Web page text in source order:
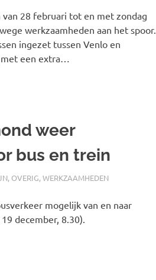
van 28 februari tot en met zondag
werkzaamheden aan het spoor.
ingezet tussen Venlo en
met een extra…
weer
bus en trein
, OVERIG,WERKZAAMHEDEN
mogelijk van en naar
december, 8.30).